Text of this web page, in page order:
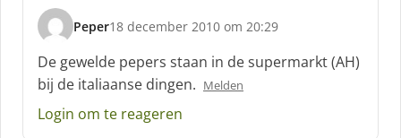
Peper
s
c
h
r
e
18 december 2010 om 20:29
De gewelde pepers staan in de supermarkt (AH)
bij de italiaanse dingen. Melden
Login om te reageren